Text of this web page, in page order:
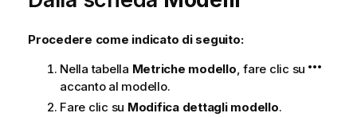
Procedere come indicato di seguito:
Nella tabella Metriche modello, fare clic su
accanto al modello.
Fare clic su Modifica dettagli modello.